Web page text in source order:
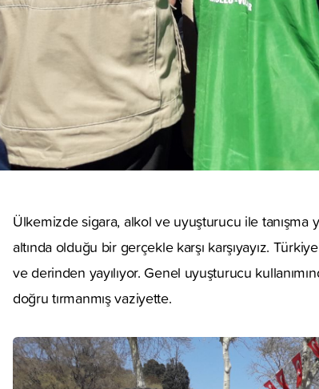
Ülkemizde sigara, alkol ve uyuşturucu ile tanışma
altında olduğu bir gerçekle karşı karşıyayız.
ve derinden yayılıyor. Genel uyuşturucu
doğru tırmanmış vaziyette.